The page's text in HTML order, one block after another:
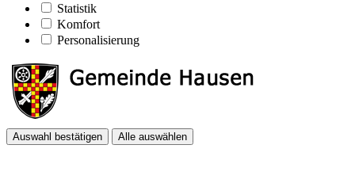
Statistik
Komfort
Personalisierung
Auswahl bestätigen Alle auswählen